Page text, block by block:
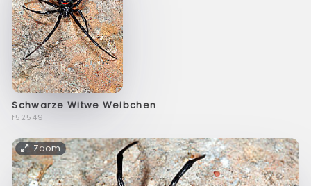
Schwarze Witwe Weibchen
f52549
Zoom